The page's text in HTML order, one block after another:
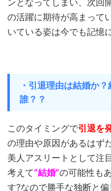
ンとなってしまい、次回
の活躍に期待が高まって
いている姿は今でも記憶
・引退理由は結婚か
誰？？
このタイミングで引退を
の理由や原因があるはず
美人アスリートとして注
考えて“結婚”の可能性も
す?なので勝手な独断と